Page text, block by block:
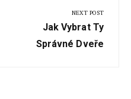
NEXT POST
Next
Post:
Jak Vybrat Ty
Správné Dveře